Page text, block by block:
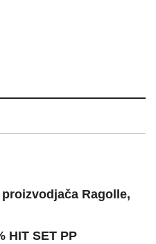
Ragolle,
HIT SET PP